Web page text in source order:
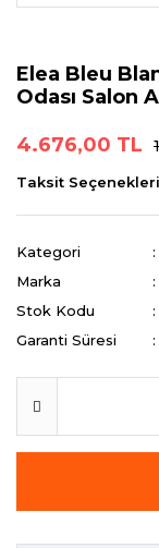
Elea Bleu
Odası Salon
4.676,00 TL
Taksit
Kategori
Marka
Stok Kodu
Garanti Süresi